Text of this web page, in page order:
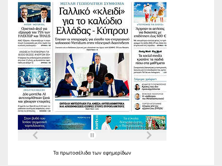
Τα πρωτοσέλιδα των εφημερίδων